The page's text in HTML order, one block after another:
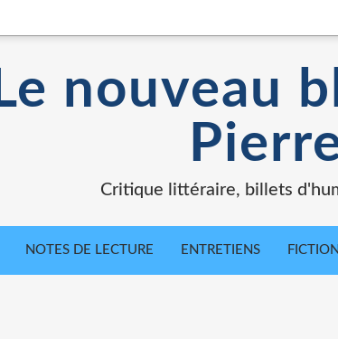
Le nouveau
Critique littéraire, billets
NOTES DE LECTURE ENTRETIENS